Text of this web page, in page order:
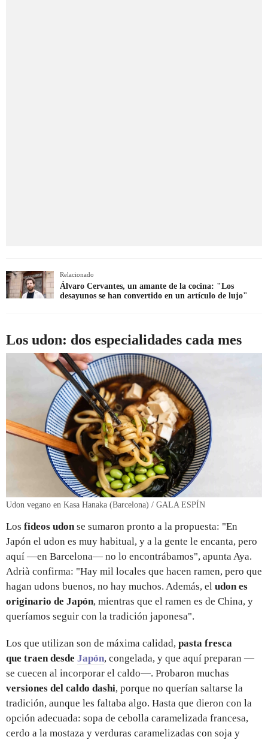
Relacionado
Álvaro Cervantes, un amante de la cocina: "Los
desayunos se han convertido en un artículo de lujo"
Los udon: dos especialidades cada mes
Udon vegano en Kasa Hanaka (Barcelona) / GALA ESPÍN
Los fideos udonse sumaron pronto a la propuesta: "En
Japón el udon es muy habitual, y a la gente le encanta, pero
aquí —en Barcelona— no lo encontrábamos", apunta Aya.
Adrià confirma: "Hay mil locales que hacen ramen, pero que
hagan udons buenos, no hay muchos. Además, el udon es
originario de Japón, mientras que el ramen es de China, y
queríamos seguir con la tradición japonesa".
Los que utilizan son de máxima calidad, pasta fresca
que traen desde Japón, congelada, y que aquí preparan —
se cuecen al incorporar el caldo—. Probaron muchas
versiones del caldo dashi, porque no querían saltarse la
tradición, aunque les faltaba algo. Hasta que dieron con la
opción adecuada: sopa de cebolla caramelizada francesa,
cerdo a la mostaza y verduras caramelizadas con soja y